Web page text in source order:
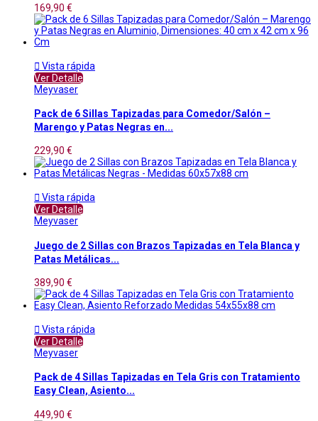
169,90 €
 Vista rápida
Ver Detalle
Meyvaser
Pack de 6 Sillas Tapizadas para Comedor/Salón –
Marengo y Patas Negras en...
229,90 €
 Vista rápida
Ver Detalle
Meyvaser
Juego de 2 Sillas con Brazos Tapizadas en Tela Blanca y
Patas Metálicas...
389,90 €
 Vista rápida
Ver Detalle
Meyvaser
Pack de 4 Sillas Tapizadas en Tela Gris con Tratamiento
Easy Clean, Asiento...
449,90 €